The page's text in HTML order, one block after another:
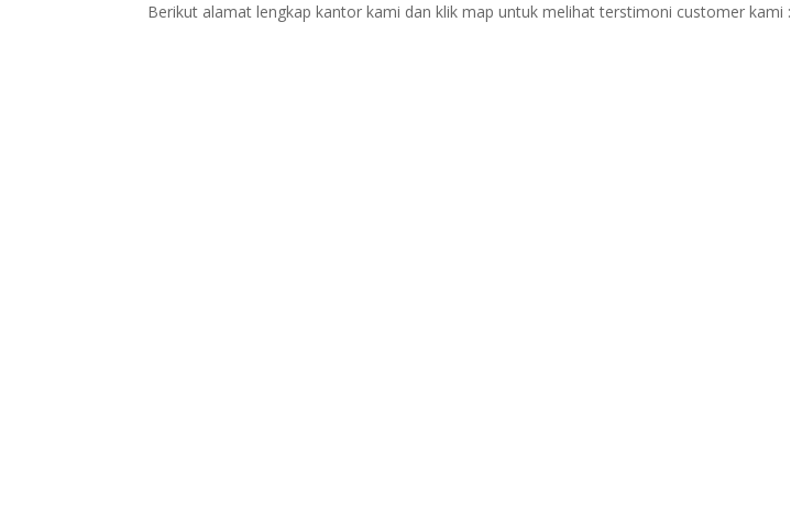
Berikut alamat lengkap kantor kami dan klik map untuk melihat terstimoni customer kami :